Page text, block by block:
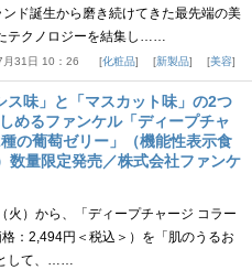
ド誕生から磨き続けてきた最先端の美
テクノロジーを結集し……
31日 10：26 化粧品 新製品 美容
ス味」と「マスカット味」の2つ
めるファンケル「ディープチャ
の葡萄ゼリー」（機能性表示食
数量限定発売／株式会社ファンケ
）から、「ディープチャージ コラー
：2,494円＜税込＞）を「肌のうるお
して、……